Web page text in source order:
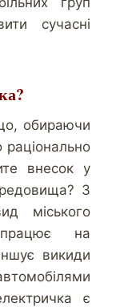
сучасні
обираючи
раціонально
внесок у
З
міського
працює на
викиди
є